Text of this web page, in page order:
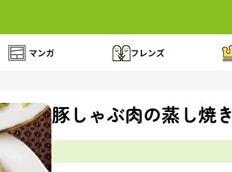
マンガ フレンズ
豚しゃぶ肉の蒸し焼き